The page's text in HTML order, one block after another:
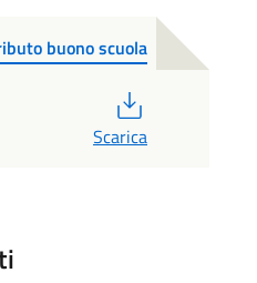
buono scuola
Scarica